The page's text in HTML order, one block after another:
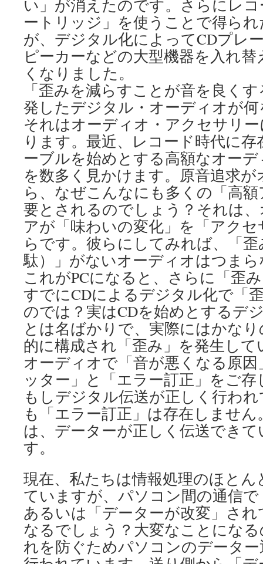
い」が消えたのです。さらにレ
ートリッジ」を使うことで得ら
が、デジタル化によってCDプレ
ピーカーなどの大型機器を入れ
くなりました。
「歪みを減らすことが音を良く
発したデジタル・オーディオが
それはオーディオ・アクセサリ
ります。最近、レコード時代に
ーブルを始めとする高額なオー
を数多く見かけます。原音追求
ら、なぜこんなにも多くの「高
要とされるのでしょう？それは
アが「味わいの変化」を「アク
らです。彼らにしてみれば、「
駄）」がないオーディオはつま
これがPCになると、さらに「歪
すでにCDによるデジタル化で「
のでは？実はCDを始めとするデ
とは名ばかりで、実際にはかな
的に構成され「歪み」を発生し
オーディオで「音が悪くなる原
ッター」と「エラー訂正」をご
もしデジタル伝送が正しく行わ
も「エラー訂正」は存在しませ
は、データーが正しく伝送でき
す。
現在、私たちは情報処理のほと
ていますが、パソコン間の通信
あるいは「データーが改変」さ
なるでしょう？大変なことにな
れを防ぐためパソコンのデータ